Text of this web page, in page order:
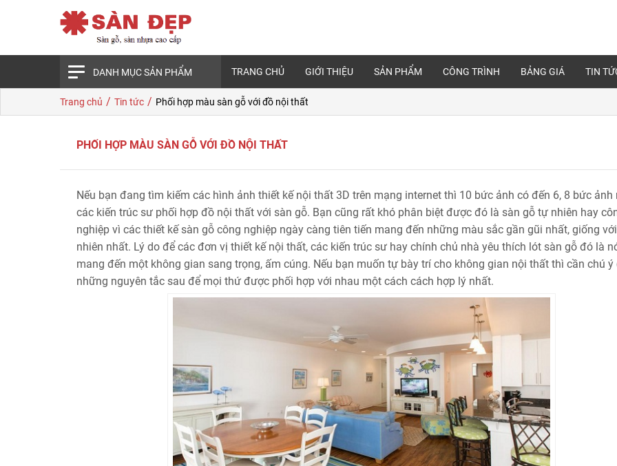
DANH MỤC SẢN PHẨM TRANG CHỦ GIỚI THIỆU SẢN PHẨM CÔNG TRÌNH BẢNG GIÁ TIN
Trang chủ / Tin tức / Phối hợp màu sàn gỗ với đồ nội thất
PHỐI HỢP MÀU SÀN GỖ VỚI ĐỒ NỘI THẤT
Nếu bạn đang tìm kiếm các hình ảnh thiết kế nội thất 3D trên mạng internet thì 10 bức ảnh có đến 6, 8 bức ảnh
các kiến trúc sư phối hợp đồ nội thất với sàn gỗ. Bạn cũng rất khó phân biệt được đó là sàn gỗ tự nhiên hay
nghiệp vì các thiết kế sàn gỗ công nghiệp ngày càng tiên tiến mang đến những màu sắc gần gũi nhất, giống
nhiên nhất. Lý do để các đơn vị thiết kế nội thất, các kiến trúc sư hay chính chủ nhà yêu thích lót sàn gỗ đó là
mang đến một không gian sang trọng, ấm cúng. Nếu bạn muốn tự bày trí cho không gian nội thất thì cần chú ý
những nguyên tắc sau để mọi thứ được phối hợp với nhau một cách cách hợp lý nhất.